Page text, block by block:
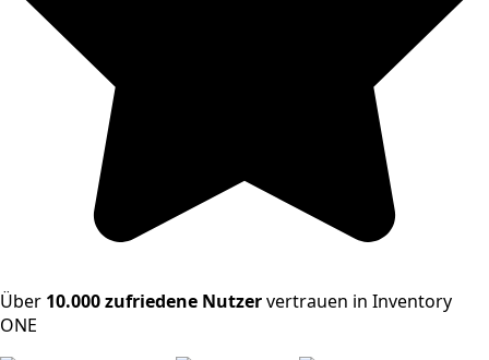
Über 10.000 zufriedene Nutzervertrauen in Inventory
ONE